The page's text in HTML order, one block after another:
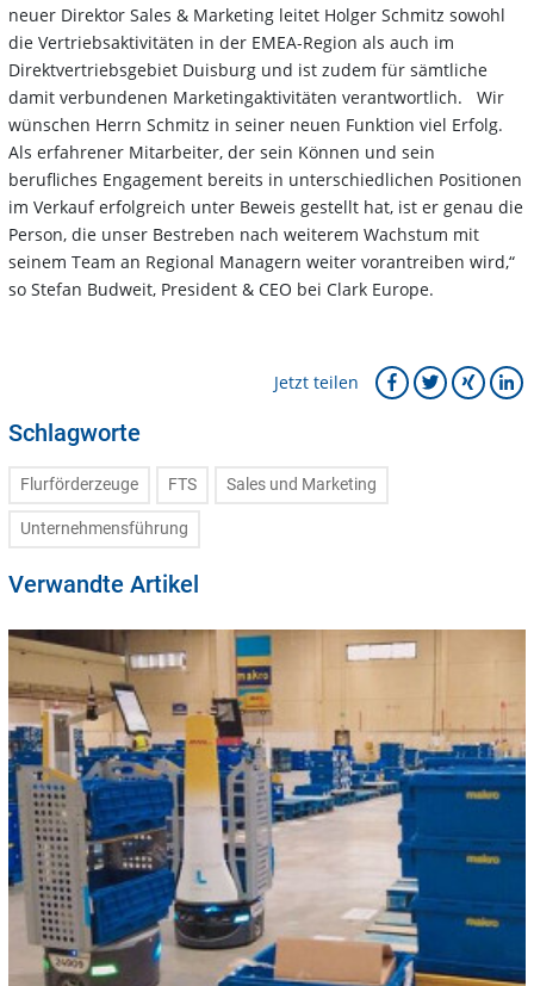
neuer Direktor Sales & Marketing leitet Holger Schmitz sowohl
die Vertriebsaktivitäten in der EMEA-Region als auch im
Direktvertriebsgebiet Duisburg und ist zudem für sämtliche
damit verbundenen Marketingaktivitäten verantwortlich. Wir
wünschen Herrn Schmitz in seiner neuen Funktion viel Erfolg.
Als erfahrener Mitarbeiter, der sein Können und sein
berufliches Engagement bereits in unterschiedlichen Positionen
im Verkauf erfolgreich unter Beweis gestellt hat, ist er genau die
Person, die unser Bestreben nach weiterem Wachstum mit
seinem Team an Regional Managern weiter vorantreiben wird,“
so Stefan Budweit, President & CEO bei Clark Europe.
Jetzt teilen
Schlagworte
Flurförderzeuge FTS Sales und Marketing
Unternehmensführung
Verwandte Artikel